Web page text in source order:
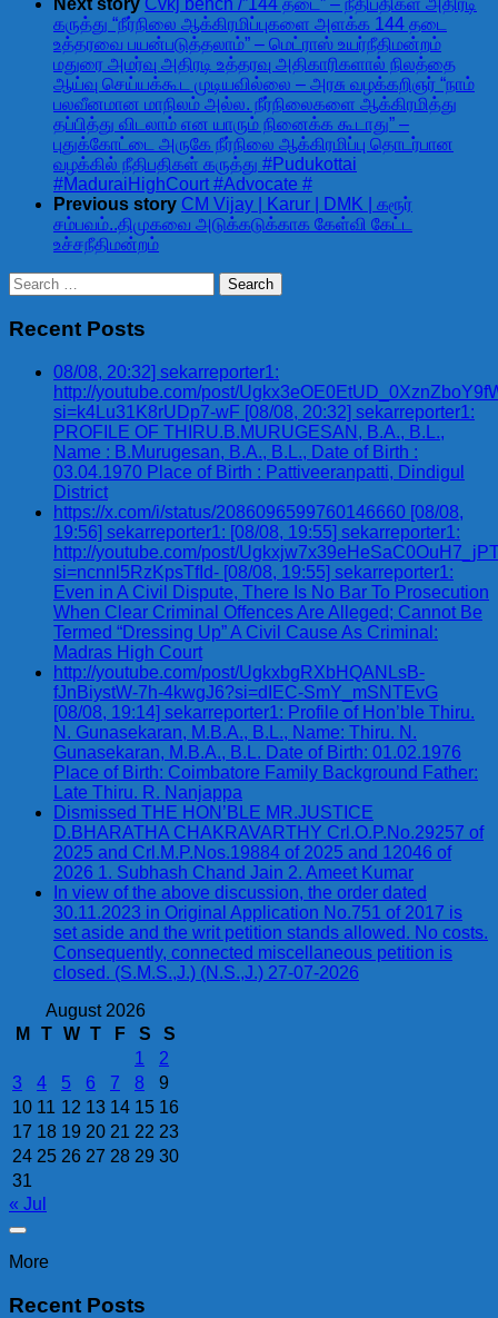
Next story Cvkj bench /”144 தடை” – நீதிபதிகள் அதிரடி
கருத்து “நீர்நிலை ஆக்கிரமிப்புகளை அளக்க 144 தடை
உத்தரவை பயன்படுத்தலாம்” – மெட்ராஸ் உயர்நீதிமன்றம்
மதுரை அமர்வு அதிரடி உத்தரவு அதிகாரிகளால் நிலத்தை
ஆய்வு செய்யக்கூட முடியவில்லை – அரசு வழக்கறிஞர் “நாம்
பலவீனமான மாநிலம் அல்ல. நீர்நிலைகளை ஆக்கிரமித்து
தப்பித்து விடலாம் என யாரும் நினைக்க கூடாது” –
புதுக்கோட்டை அருகே நீர்நிலை ஆக்கிரமிப்பு தொடர்பான
வழக்கில் நீதிபதிகள் கருத்து #Pudukottai
#MaduraiHighCourt #Advocate #
Previous story CM Vijay | Karur | DMK | கரூர்
சம்பவம்..திமுகவை அடுக்கடுக்காக கேள்வி கேட்ட
உச்சநீதிமன்றம்
Search
for:
Recent Posts
08/08, 20:32] sekarreporter1:
http://youtube.com/post/
si=k4Lu31K8rUDp7-wF [08/08, 20:32] sekarreporter1:
PROFILE OF THIRU.B.MURUGESAN, B.A., B.L.,
Name : B.Murugesan, B.A., B.L., Date of Birth :
03.04.1970 Place of Birth : Pattiveeranpatti, Dindigul
District
https://x.com/i/status/2086096599760146660 [08/08,
19:56] sekarreporter1: [08/08, 19:55] sekarreporter1:
http://youtube.com/post/
si=ncnnl5RzKpsTfId- [08/08, 19:55] sekarreporter1:
Even in A Civil Dispute, There Is No Bar To Prosecution
When Clear Criminal Offences Are Alleged; Cannot Be
Termed “Dressing Up” A Civil Cause As Criminal:
Madras High Court
http://youtube.com/post/UgkxbgRXbHQANLsB-
fJnBiystW-7h-4kwgJ6?si=dIEC-SmY_mSNTEvG
[08/08, 19:14] sekarreporter1: Profile of Hon’ble Thiru.
N. Gunasekaran, M.B.A., B.L., Name: Thiru. N.
Gunasekaran, M.B.A., B.L. Date of Birth: 01.02.1976
Place of Birth: Coimbatore Family Background Father:
Late Thiru. R. Nanjappa
Dismissed THE HON’BLE MR.JUSTICE
D.BHARATHA CHAKRAVARTHY Crl.O.P.No.29257 of
2025 and Crl.M.P.Nos.19884 of 2025 and 12046 of
2026 1. Subhash Chand Jain 2. Ameet Kumar
In view of the above discussion, the order dated
30.11.2023 in Original Application No.751 of 2017 is
set aside and the writ petition stands allowed. No costs.
Consequently, connected miscellaneous petition is
closed. (S.M.S.,J.) (N.S.,J.) 27-07-2026
August 2026
M
T W T F S
S
1
2
3
4 5 6 7 8
9
10 11 12 13 14 15 16
17 18 19 20 21 22 23
24 25 26 27 28 29 30
31
« Jul
More
Recent Posts